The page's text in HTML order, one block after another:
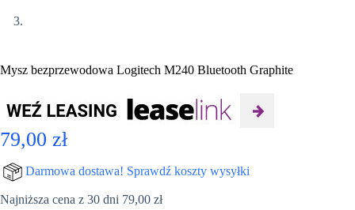
Mysz bezprzewodowa Logitech M240 Bluetooth Graphite
79,00 zł
Darmowa dostawa! Sprawdź koszty wysyłki
Najniższa cena z 30 dni 79,00 zł